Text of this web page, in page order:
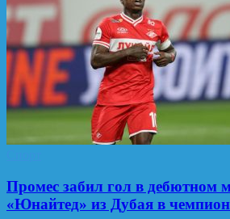
Промес забил гол в дебютном
«Юнайтед» из Дубая в